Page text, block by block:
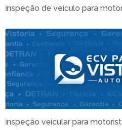
inspeção de veículo para
inspeção veicular para